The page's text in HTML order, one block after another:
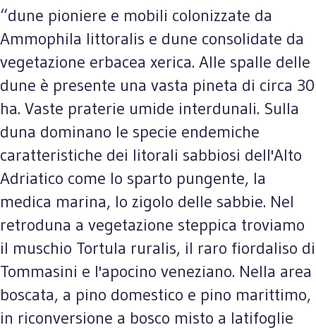
“dune pioniere e mobili colonizzate da
Ammophila littoralis e dune consolidate da
vegetazione erbacea xerica. Alle spalle delle
dune è presente una vasta pineta di circa 30
ha. Vaste praterie umide interdunali. Sulla
duna dominano le specie endemiche
caratteristiche dei litorali sabbiosi dell'Alto
Adriatico come lo sparto pungente, la
medica marina, lo zigolo delle sabbie. Nel
retroduna a vegetazione steppica troviamo
il muschio Tortula ruralis, il raro fiordaliso di
Tommasini e l'apocino veneziano. Nella area
boscata, a pino domestico e pino marittimo,
in riconversione a bosco misto a latifoglie